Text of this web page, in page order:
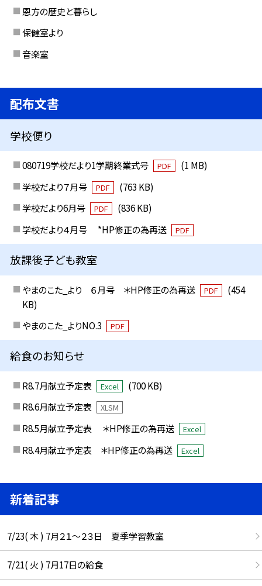
恩方の歴史と暮らし
保健室より
音楽室
配布文書
学校便り
080719学校だより1学期終業式号 PDF
(1 MB)
学校だより７月号
PDF
(763 KB)
学校だより6月号
PDF
(836 KB)
学校だより４月号 *HP修正の為再送
PDF
放課後子ども教室
やまのこた_より ６月号 ＊HP修正の為再送 PDF
(454
KB)
やまのこた_よりNO.3
PDF
給食のお知らせ
R8.7月献立予定表 Excel
(700 KB)
R8.6月献立予定表
XLSM
R8.5月献立予定表 ＊HP修正の為再送 Excel
R8.4月献立予定表 ＊HP修正の為再送 Excel
新着記事
7/23( 木 ) 7月２１～２３日 夏季学習教室
7/21( 火 ) 7月17日の給食